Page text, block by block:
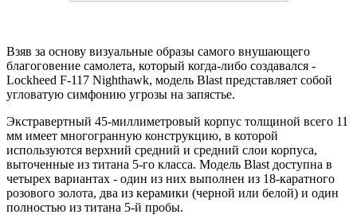
Взяв за основу визуальные образы самого внушающего
благоговение самолета, который когда-либо создавался -
Lockheed F-117 Nighthawk, модель Blast представляет собой
угловатую симфонию угрозы на запястье.
Экстравертный 45-миллиметровый корпус толщиной всего 11
мм имеет многогранную конструкцию, в которой
используются верхний средний и средний слои корпуса,
выточенные из титана 5-го класса. Модель Blast доступна в
четырех вариантах - один из них выполнен из 18-каратного
розового золота, два из керамики (черной или белой) и один
полностью из титана 5-й пробы.